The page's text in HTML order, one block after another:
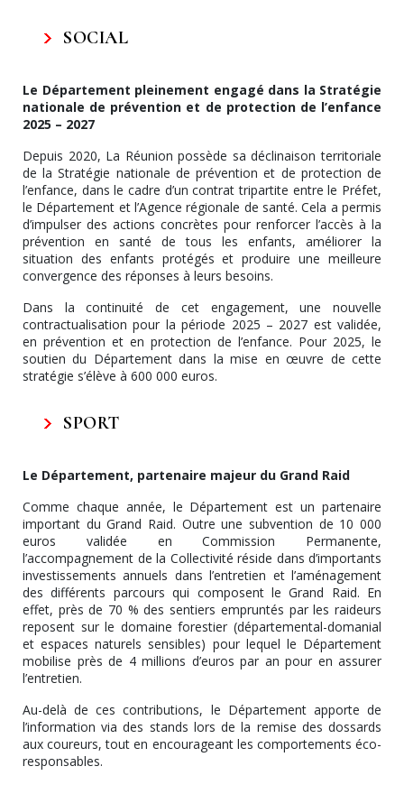
SOCIAL
Le Département pleinement engagé dans la Stratégie
nationale de prévention et de protection de l’enfance
2025 – 2027
Depuis 2020, La Réunion possède sa déclinaison territoriale
de la Stratégie nationale de prévention et de protection de
l’enfance, dans le cadre d’un contrat tripartite entre le Préfet,
le Département et l’Agence régionale de santé. Cela a permis
d’impulser des actions concrètes pour renforcer l’accès à la
prévention en santé de tous les enfants, améliorer la
situation des enfants protégés et produire une meilleure
convergence des réponses à leurs besoins.
Dans la continuité de cet engagement, une nouvelle
contractualisation pour la période 2025 – 2027 est validée,
en prévention et en protection de l’enfance. Pour 2025, le
soutien du Département dans la mise en œuvre de cette
stratégie s’élève à 600 000 euros.
SPORT
Le Département, partenaire majeur du Grand Raid
Comme chaque année, le Département est un partenaire
important du Grand Raid. Outre une subvention de 10 000
euros validée en Commission Permanente,
l’accompagnement de la Collectivité réside dans d’importants
investissements annuels dans l’entretien et l’aménagement
des différents parcours qui composent le Grand Raid. En
effet, près de 70 % des sentiers empruntés par les raideurs
reposent sur le domaine forestier (départemental-domanial
et espaces naturels sensibles) pour lequel le Département
mobilise près de 4 millions d’euros par an pour en assurer
l’entretien.
Au-delà de ces contributions, le Département apporte de
l’information via des stands lors de la remise des dossards
aux coureurs, tout en encourageant les comportements éco-
responsables.